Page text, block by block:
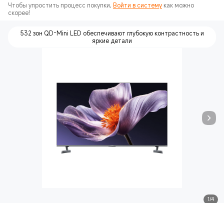
Чтобы упростить процесс покупки, Войти в систему как можно
скорее!
1/4
532 зон QD-Mini LED обеспечивают глубокую контрастность и
яркие детали